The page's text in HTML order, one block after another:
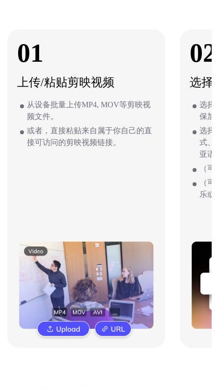
01
上传/粘贴剪映视频
从设备批量上传MP4, MOV等剪映视
频文件。
或者，直接粘贴来自属于你自己的直
接可访问的剪映视频链接。
02
选择
选择
保加
选择
式、
亚语
（
（
乐或